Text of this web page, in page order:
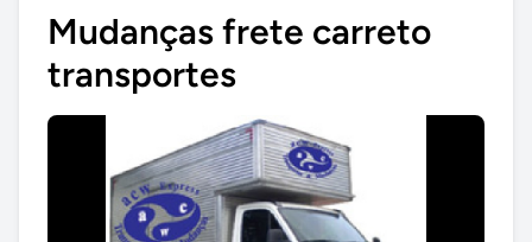
Mudanças frete carreto
transportes